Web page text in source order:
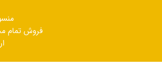
فروش تمام